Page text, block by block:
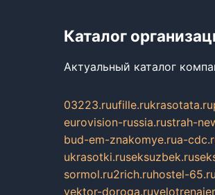
Каталог
Актуальный каталог
03223.ruufille.rukrasotata.ru
eurovision-russia.rustrah-
bud-em-znakomye.rua-
ukrasotki.ruseksuzbek.ru
sormol.ru2rich.ruhostel-65.ru
vektor-doroga.ru